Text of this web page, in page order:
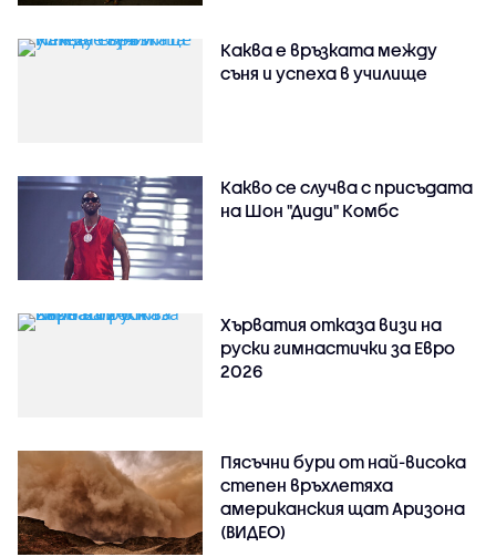
Каква е връзката между
съня и успеха в училище
Какво се случва с присъдата
на Шон "Диди" Комбс
Хърватия отказа визи на
руски гимнастички за Евро
2026
Пясъчни бури от най-висока
степен връхлетяха
американския щат Аризона
(ВИДЕО)